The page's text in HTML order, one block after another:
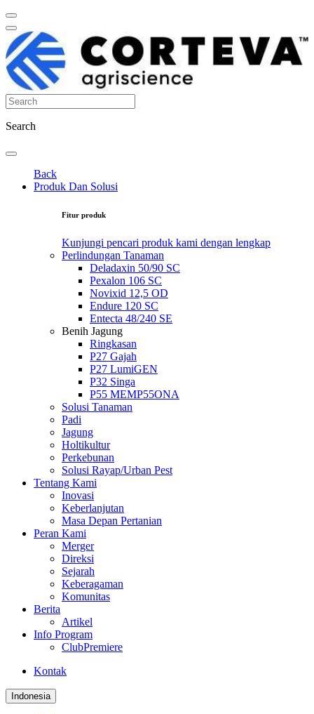
Search
Back
Produk Dan Solusi
Fitur produk
Kunjungi pencari produk kami dengan lengkap
Perlindungan Tanaman
Deladaxin 50/90 SC
Pexalon 106 SC
Novixid 12,5 OD
Endure 120 SC
Entecta 48/240 SE
Benih Jagung
Ringkasan
P27 Gajah
P27 LumiGEN
P32 Singa
P55 MEMP55ONA
Solusi Tanaman
Padi
Jagung
Holtikultur
Perkebunan
Solusi Rayap/Urban Pest
Tentang Kami
Inovasi
Keberlanjutan
Masa Depan Pertanian
Peran Kami
Merger
Direksi
Sejarah
Keberagaman
Komunitas
Berita
Artikel
Info Program
ClubPremiere
Kontak
Indonesia